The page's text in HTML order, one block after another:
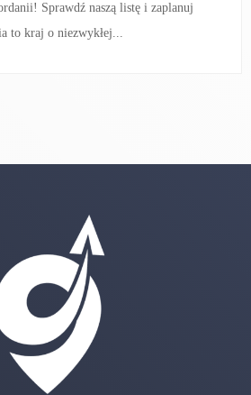
Sprawdź naszą listę i zaplanuj
to kraj o niezwykłej...